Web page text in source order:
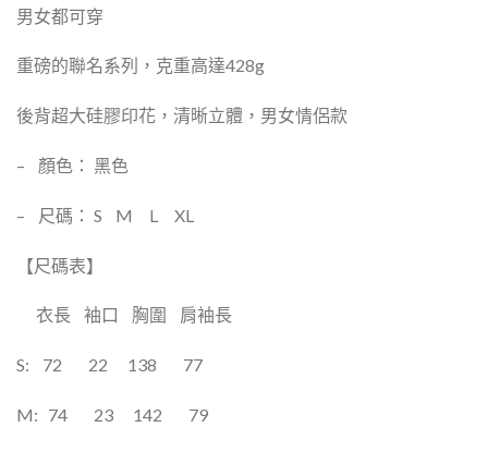
男女都可穿
重磅的聯名系列，克重高達428g
後背超大硅膠印花，清晰立體，男女情侶款
– 顏色： 黑色
– 尺碼： S M L XL
【尺碼表】
衣長 袖口 胸圍 肩袖長
S: 72 22 138 77
M: 74 23 142 79